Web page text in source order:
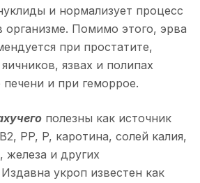
и нормализует процесс
организме. Помимо этого, эрва
при простатите,
язвах и полипах
и при геморрое.
полезны как источник
PP, P, каротина, солей калия,
железа и других
укроп известен как